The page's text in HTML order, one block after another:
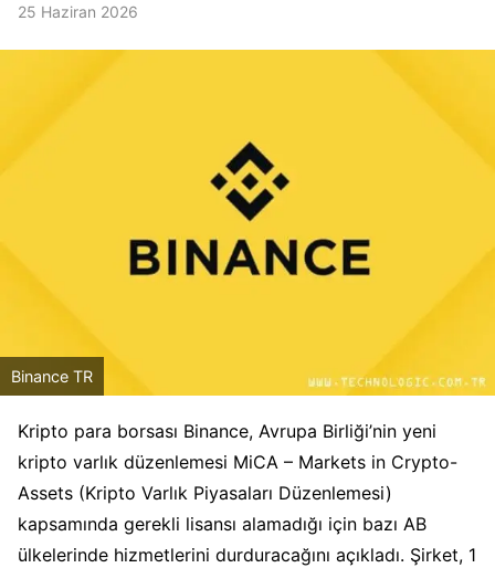
25 Haziran 2026
Binance TR
Kripto para borsası Binance, Avrupa Birliği’nin yeni
kripto varlık düzenlemesi MiCA – Markets in Crypto-
Assets (Kripto Varlık Piyasaları Düzenlemesi)
kapsamında gerekli lisansı alamadığı için bazı AB
ülkelerinde hizmetlerini durduracağını açıkladı. Şirket, 1